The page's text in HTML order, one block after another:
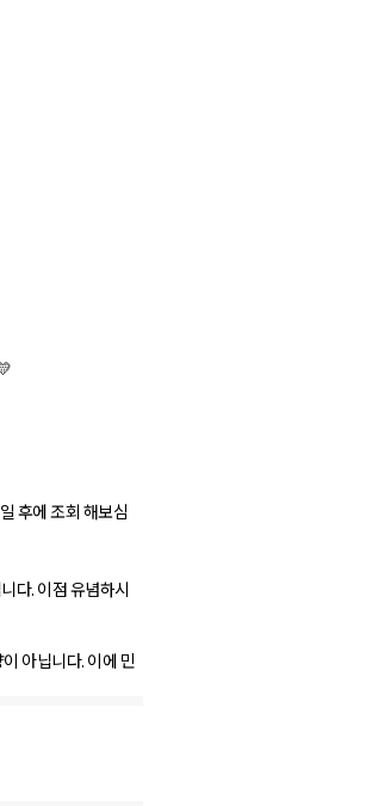
후에 조회 해보심
다. 이점 유념하시
아닙니다. 이에 민